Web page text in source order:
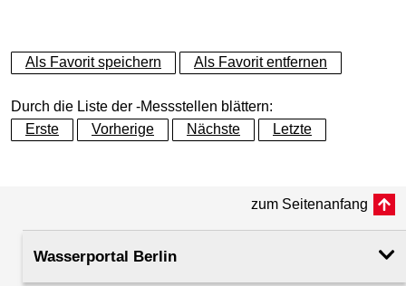
+
−
Als Favorit speichern Als Favorit entfernen
Durch die Liste der -Messstellen blättern:
Erste
Vorherige Nächste Letzte
zum Seitenanfang
Wasserportal Berlin